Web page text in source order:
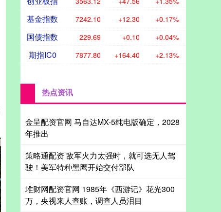
基金指数 7242.10 +12.30 +0.17%
国债指数 229.69 +0.10 +0.04%
期指IC0 7877.80 +164.40 +2.13%
热点资讯
金呈配资官网 马自达MX-5纯电版确定，2028
年推出
策略通配资 敌军火力太强时，就可选无人驾
驶！美军特种黑鹰开始交付部队
堆财网配资官网 1985年《西游记》花光300
万，央视来人查账，调查人员泪目